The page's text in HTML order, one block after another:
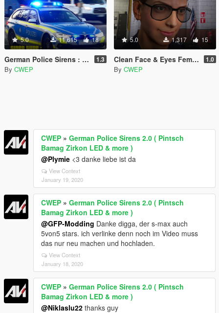
5.0 11,615 18
German Police Sirens : ( Pintsch Bamag KSR 350 Stadt) & ( Hänsch Typ 624 Stadt ) 1.3
By CWEP
5.0 1,317 15
Clean Face & Eyes Female Police Cop LSPDFR 0.41 & FiveM 1.0
By CWEP
CWEP » German Police Sirens 2.0 ( Pintsch
Bamag Zirkon LED & more )
@Plymie <3 danke liebe ist da
View Context
January 19, 2020
CWEP » German Police Sirens 2.0 ( Pintsch
Bamag Zirkon LED & more )
@GFP-Modding Danke digga, der s-max auch
5von5 stars. ich verlinke denn noch im Video muss
das nur neu machen und hochladen.
View Context
January 18, 2020
CWEP » German Police Sirens 2.0 ( Pintsch
Bamag Zirkon LED & more )
@Niklaslu22 thanks guy